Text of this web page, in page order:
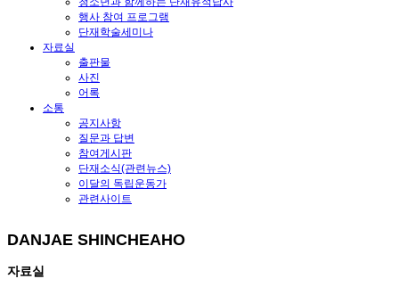
행사 참여 프로그램
단재학술세미나
자료실
출판물
사진
어록
소통
공지사항
질문과 답변
참여게시판
단재소식(관련뉴스)
이달의 독립운동가
관련사이트
DANJAE SHINCHEAHO
자료실